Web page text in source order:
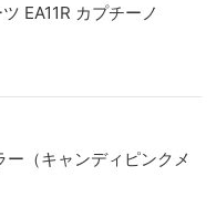
EA11R カプチーノ
（キャンディピンクメ